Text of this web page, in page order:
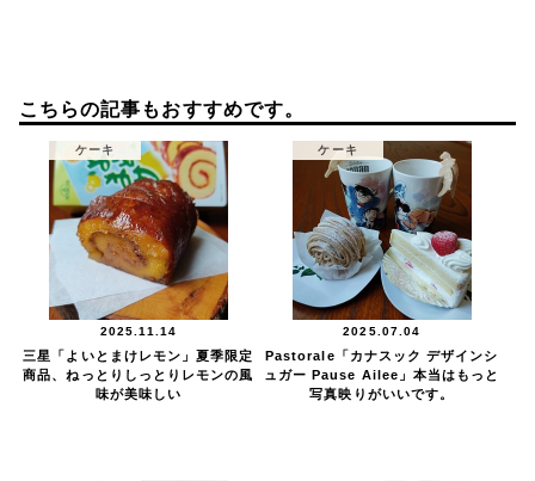
こちらの記事もおすすめです。
ケーキ
2025.11.14
三星「よいとまけレモン」夏季限定
商品、ねっとりしっとりレモンの風
味が美味しい
ケーキ
2025.07.04
Pastorale「カナスック デザインシ
ュガー Pause Ailee」本当はもっと
写真映りがいいです。